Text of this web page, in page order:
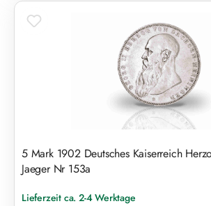
5 Mark 1902 Deutsches Kaiserreich
Jaeger Nr 153a
Lieferzeit ca. 2-4 Werktage